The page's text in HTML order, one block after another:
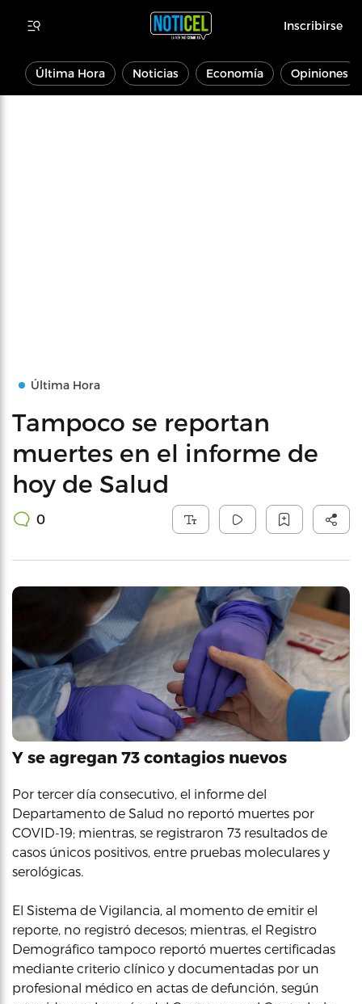
Inscribirse
Última Hora Noticias Economía Opiniones
Última Hora
Tampoco se reportan
muertes en el informe de
hoy de Salud
0
Y se agregan 73 contagios nuevos
Por tercer día consecutivo, el informe del
Departamento de Salud no reportó muertes por
COVID-19; mientras, se registraron 73 resultados de
casos únicos positivos, entre pruebas moleculares y
serológicas.
El Sistema de Vigilancia, al momento de emitir el
reporte, no registró decesos; mientras, el Registro
Demográfico tampoco reportó muertes certificadas
mediante criterio clínico y documentadas por un
profesional médico en actas de defunción, según